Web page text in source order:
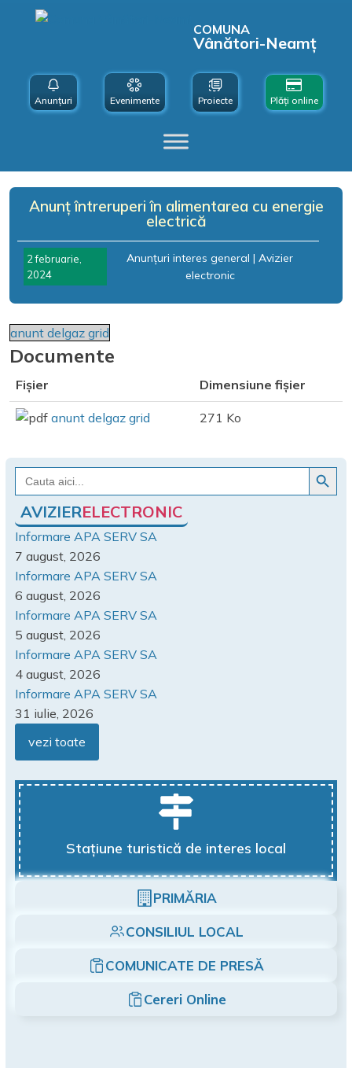
COMUNA
Vânători-Neamț
Anunțuri Evenimente Proiecte Plăți online
Anunț întreruperi în alimentarea cu energie
electrică
2 februarie,
2024
Anunțuri interes general |Avizier
electronic
anunt delgaz grid
Documente
Fișier Dimensiune fișier
anunt delgaz grid 271 Ko
Search
for:
Search Button
AVIZIERELECTRONIC
Informare APA SERV SA
7 august, 2026
Informare APA SERV SA
6 august, 2026
Informare APA SERV SA
5 august, 2026
Informare APA SERV SA
4 august, 2026
Informare APA SERV SA
31 iulie, 2026
vezi toate
Stațiune turistică de interes local
PRIMĂRIA
CONSILIUL LOCAL
COMUNICATE DE PRESĂ
Cereri Online